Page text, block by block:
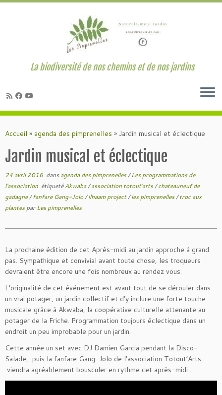
au
La biodiversité de nos chemins et de nos jardins
Accueil » agenda des pimprenelles » Jardin musical et éclectique
Jardin musical et éclectique
24 avril 2016 dans agenda des pimprenelles/Les programmations de
l'association étiquetéAkwaba/association totout'arts/chateauneuf de
gadagne/fanfare Gang-Jolo/ilhaam project/les pimprenelles/troc aux
plantesparLes pimprenelles
La prochaine édition de cet Après-midi au jardin approche à grand
pas. Sympathique et convivial avant toute chose, les troqueurs
devraient être encore une fois nombreux au rendez vous.
L’originalité de cet événement est avant tout de se dérouler dans
un vrai potager, un jardin collectif et d’y inclure une forte touche
musicale grâce à Akwaba, la coopérative culturelle attenante au
potager de la Friche. Programmation toujours éclectique dans un
endroit un peu improbable pour un jardin.
Cette année un set avec DJ Damien Garcia pendant la Disco-
Salade, puis la fanfare Gang-Jolo de l’association Totout’Arts
viendra agréablement bousculer en rythme cet après-midi .